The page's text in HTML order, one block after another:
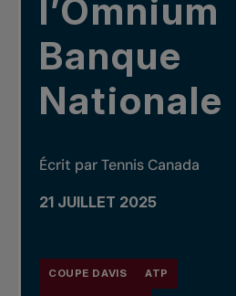
l’Omnium
Banque
Nationale
Écrit par Tennis Canada
21 JUILLET 2025
COUPE DAVIS ATP